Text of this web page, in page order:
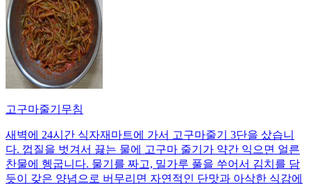
고구마줄기무침
새벽에 24시간 식자재마트에 가서 고구마줄기 3단을 샀습니
다. 껍질을 벗겨서 끓는 물에 고구마 줄기가 약간 익으면 얼른
찬물에 헹굽니다. 물기를 짜고, 밀가루 풀을 쑤어서 김치를 담
듯이 갖은 양념으로 버무리면 자연적인 단맛과 아삭한 식감에